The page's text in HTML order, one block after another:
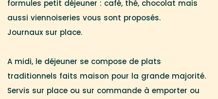
formules petit déjeuner : café, thé, chocolat mais
aussi viennoiseries vous sont proposés.
Journaux sur place.
A midi, le déjeuner se compose de plats
traditionnels faits maison pour la grande majorité.
Servis sur place ou sur commande à emporter ou